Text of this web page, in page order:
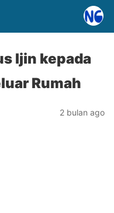
Ijin kepada
Rumah
2 bulan ago